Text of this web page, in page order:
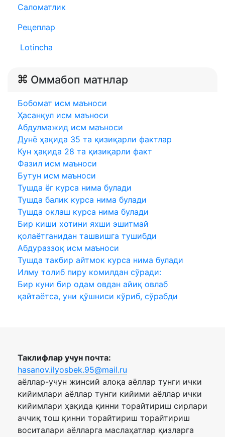
Саломатлик
Рецеплар
Lotincha
Оммабоп матнлар
Бобомат исм маъноси
Ҳасанқул исм маъноси
Абдулмажид исм маъноси
Дунё ҳақида 35 та қизиқарли фактлар
Кун ҳақида 28 та қизиқарли факт
Фазил исм маъноси
Бутун исм маъноси
Тушда ёг курса нима булади
Тушда балик курса нима булади
Тушда оклаш курса нима булади
Бир киши хотини яхши эшитмай
қолаётганидан ташвишга тушибди
Абдураззоқ исм маъноси
Тушда такбир айтмок курса нима булади
Илму толиб пиру комилдан сўради:
Бир куни бир одам овдан айиқ овлаб
қайтаётса, уни қўшниси кўриб, сўрабди
Таклифлар учун почта:
hasanov.ilyosbek.95@mail.ru
аёллар-учун жинсий алоқа аёллар тунги ички
кийимлари аёллар тунги кийими аёллар ички
кийимлари ҳақида қинни торайтириш сирлари
аччиқ тош қинни торайтириш торайтириш
воситалари аёлларга маслаҳатлар қизларга